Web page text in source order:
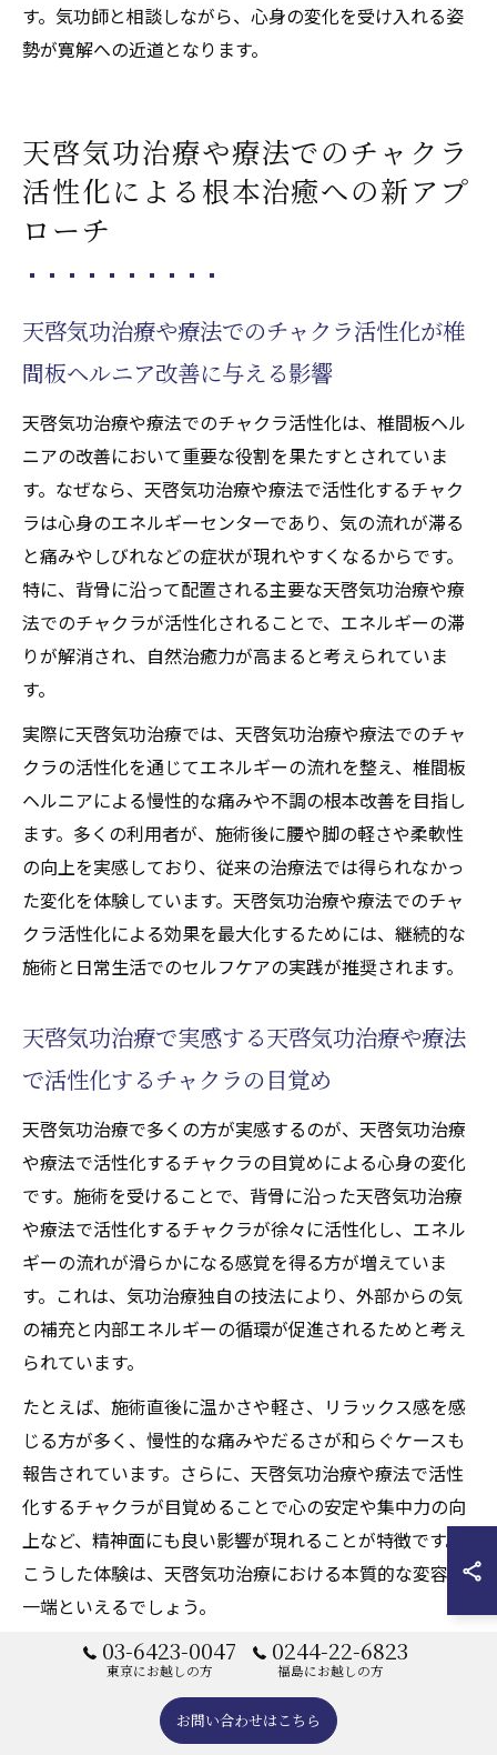
す。気功師と相談しながら、心身の変化を受け入れる姿
勢が寛解への近道となります。
天啓気功治療や療法でのチャクラ
活性化による根本治癒への新アプ
ローチ
天啓気功治療や療法でのチャクラ活性化が椎
間板ヘルニア改善に与える影響
天啓気功治療や療法でのチャクラ活性化は、椎間板ヘル
ニアの改善において重要な役割を果たすとされていま
す。なぜなら、天啓気功治療や療法で活性化するチャク
ラは心身のエネルギーセンターであり、気の流れが滞る
と痛みやしびれなどの症状が現れやすくなるからです。
特に、背骨に沿って配置される主要な天啓気功治療や療
法でのチャクラが活性化されることで、エネルギーの滞
りが解消され、自然治癒力が高まると考えられていま
す。
実際に天啓気功治療では、天啓気功治療や療法でのチャ
クラの活性化を通じてエネルギーの流れを整え、椎間板
ヘルニアによる慢性的な痛みや不調の根本改善を目指し
ます。多くの利用者が、施術後に腰や脚の軽さや柔軟性
の向上を実感しており、従来の治療法では得られなかっ
た変化を体験しています。天啓気功治療や療法でのチャ
クラ活性化による効果を最大化するためには、継続的な
施術と日常生活でのセルフケアの実践が推奨されます。
天啓気功治療で実感する天啓気功治療や療法
で活性化するチャクラの目覚め
天啓気功治療で多くの方が実感するのが、天啓気功治療
や療法で活性化するチャクラの目覚めによる心身の変化
です。施術を受けることで、背骨に沿った天啓気功治療
や療法で活性化するチャクラが徐々に活性化し、エネル
ギーの流れが滑らかになる感覚を得る方が増えていま
す。これは、気功治療独自の技法により、外部からの気
の補充と内部エネルギーの循環が促進されるためと考え
られています。
たとえば、施術直後に温かさや軽さ、リラックス感を感
じる方が多く、慢性的な痛みやだるさが和らぐケースも
報告されています。さらに、天啓気功治療や療法で活性
化するチャクラが目覚めることで心の安定や集中力の向
上など、精神面にも良い影響が現れることが特徴です。
こうした体験は、天啓気功治療における本質的な変容の
一端といえるでしょう。
天啓気功治療や療法で活性化するクンダリニ
ーとチャクラ覚醒が寛解を導く理由
03-6423-0047
東京にお越しの方
0244-22-6823
福島にお越しの方
お問い合わせはこちら